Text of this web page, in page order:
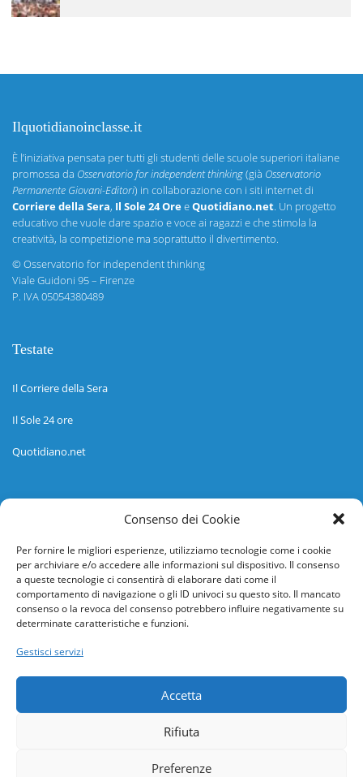
Consenso dei Cookie
Per fornire le migliori esperienze, utilizziamo tecnologie come i cookie
per archiviare e/o accedere alle informazioni sul dispositivo. Il consenso
a queste tecnologie ci consentirà di elaborare dati come il
comportamento di navigazione o gli ID univoci su questo sito. Il mancato
consenso o la revoca del consenso potrebbero influire negativamente su
determinate caratteristiche e funzioni.
Gestisci servizi
Accetta
Rifiuta
Preferenze
Ilquotidianoinclasse.it
È l’iniziativa pensata per tutti gli studenti delle scuole superiori italiane
promossa da Osservatorio for independent thinking(già Osservatorio
Permanente Giovani-Editori) in collaborazione con i siti internet di
Corriere della Sera, Il Sole 24 OreeQuotidiano.net. Un progetto
educativo che vuole dare spazio e voce ai ragazzi e che stimola la
creatività, la competizione ma soprattutto il divertimento.
©Osservatorio for independent thinking
Viale Guidoni 95 – Firenze
P. IVA 05054380489
Testate
Il Corriere della Sera
Il Sole 24 ore
Quotidiano.net
Informazioni
Help desk
Guida rapida